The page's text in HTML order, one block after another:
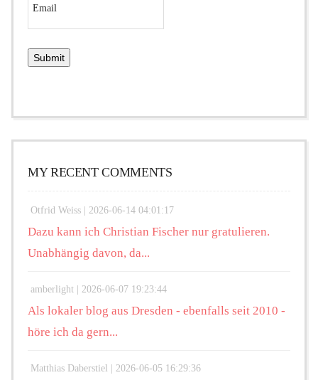
MY RECENT COMMENTS
Otfrid Weiss | 2026-06-14 04:01:17
Dazu kann ich Christian Fischer nur gratulieren.
Unabhängig davon, da...
amberlight | 2026-06-07 19:23:44
Als lokaler blog aus Dresden - ebenfalls seit 2010 -
höre ich da gern...
Matthias Daberstiel | 2026-06-05 16:29:36